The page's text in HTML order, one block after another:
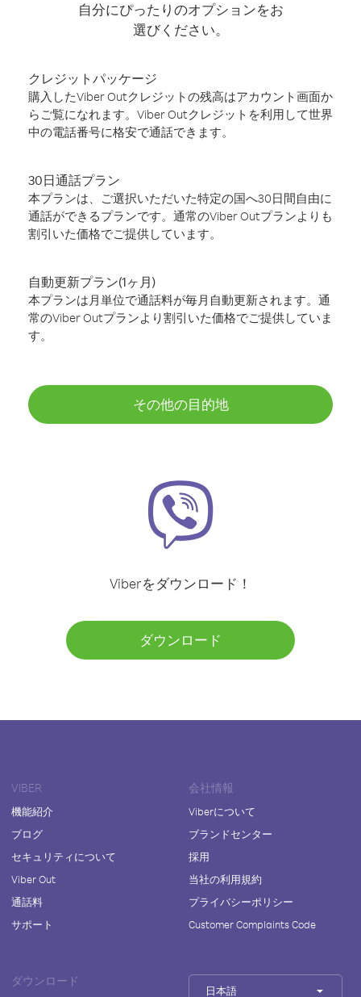
自分にぴったりのオプションをお
選びください。
クレジットパッケージ
購入したViber Outクレジットの残高はアカウント画面か
らご覧になれます。Viber Outクレジットを利用して世界
中の電話番号に格安で通話できます。
30日通話プラン
本プランは、ご選択いただいた特定の国へ30日間自由に
通話ができるプランです。通常のViber Outプランよりも
割引いた価格でご提供しています。
自動更新プラン(1ヶ月)
本プランは月単位で通話料が毎月自動更新されます。通
常のViber Outプランより割引いた価格でご提供していま
す。
その他の目的地
Viberをダウンロード！
ダウンロード
VIBER
機能紹介
ブログ
セキュリティについて
Viber Out
通話料
サポート
会社情報
Viberについて
ブランドセンター
採用
当社の利用規約
プライバシーポリシー
Customer Complaints Code
ダウンロード
日本語